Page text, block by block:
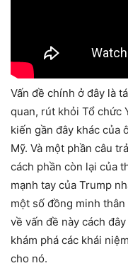
Vấn đề chính ở đây là
quan, rút khỏi Tổ chức
kiến gần đây khác của
Mỹ. Và một phần câu
cách phần còn lại của
mạnh tay của Trump
một số đồng minh
về vấn đề này cách
khám phá các khái
cho nó.